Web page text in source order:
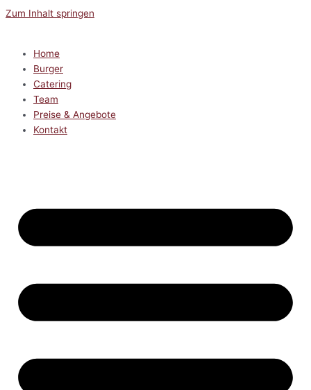
Zum Inhalt springen
Home
Burger
Catering
Team
Preise & Angebote
Kontakt